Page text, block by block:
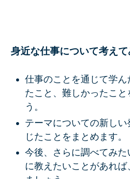
身近な仕事について考えて
仕事のことを通じて学ん
たこと、難しかったこと
う。
テーマについての新し
じたことをまとめます。
今後、さらに調べてみた
に教えたいことがあれ